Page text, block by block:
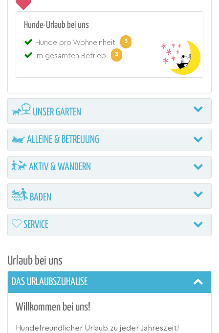
Hunde-Urlaub bei uns
Hunde pro Wohneinheit 3
im gesamten Betrieb 3
UNSER GARTEN
ALLEINE & BETREUUNG
AKTIV & WANDERN
BADEN
SERVICE
Urlaub bei uns
DAS URLAUBSZUHAUSE
Willkommen bei uns!
Hundefreundlicher Urlaub zu jeder Jahreszeit!